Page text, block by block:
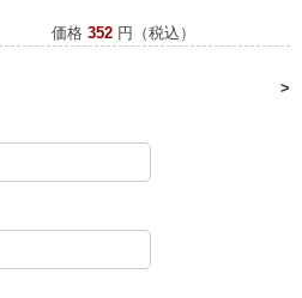
価格 352 円（税込）